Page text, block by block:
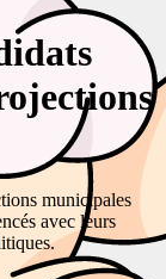
municipales
avec leurs